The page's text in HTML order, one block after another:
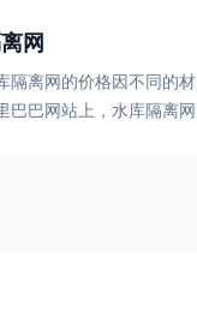
网
隔离网的价格因不同的
巴巴网站上，水库隔离